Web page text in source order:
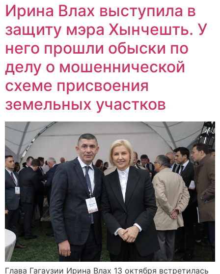
Ирина Влах выступила в
защиту мэра Хынчешть. У
него прошли обыски по
делу о мошеннической
схеме присвоения
земельных участков
Глава Гагаузии Ирина Влах 13 октября встретилась